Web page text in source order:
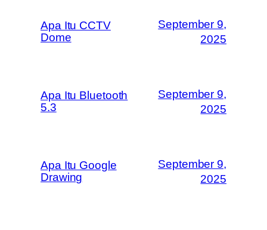
Apa Itu CCTV
Dome
September 9,
2025
Apa Itu Bluetooth
5.3
September 9,
2025
Apa Itu Google
Drawing
September 9,
2025